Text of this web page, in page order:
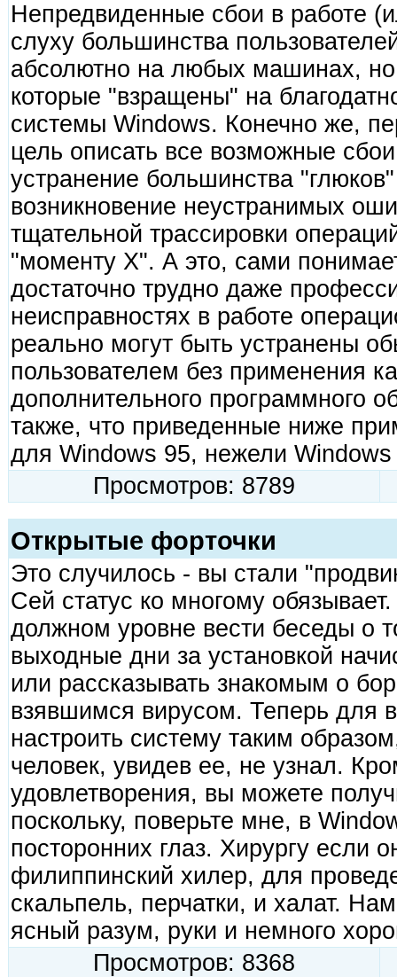
Непредвиденные сбои в работе
слуху большинства
абсолютно на любых машинах, но
которые "взращены" на
системы Windows. Конечно же,
цель описать все возможные
устранение большинства
возникновение неустранимых
тщательной трассировки
"моменту Х". А это, сами
достаточно трудно даже
неисправностях в работе
реально могут быть устранены
пользователем без применения
дополнительного программного
также, что приведенные ниже
для Windows 95, нежели Windows
Просмотров: 8789
Открытые форточки
Это случилось - вы стали
Сей статус ко многому
должном уровне вести беседы о
выходные дни за установкой
или рассказывать знакомым о
взявшимся вирусом. Теперь для
настроить систему таким
человек, увидев ее, не узнал.
удовлетворения, вы можете
поскольку, поверьте мне, в
посторонних глаз. Хирургу если
филиппинский хилер, для
скальпель, перчатки, и халат.
ясный разум, руки и немного
Просмотров: 8368